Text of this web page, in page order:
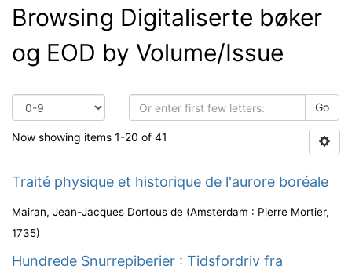
Browsing Digitaliserte bøker
og EOD by Volume/Issue
Go
Now showing items 1-20 of 41
Traité physique et historique de l'aurore boréale
Mairan, Jean-Jacques Dortous de (Amsterdam : Pierre Mortier,
1735)
Hundrede Snurrepiberier : Tidsfordriv fra